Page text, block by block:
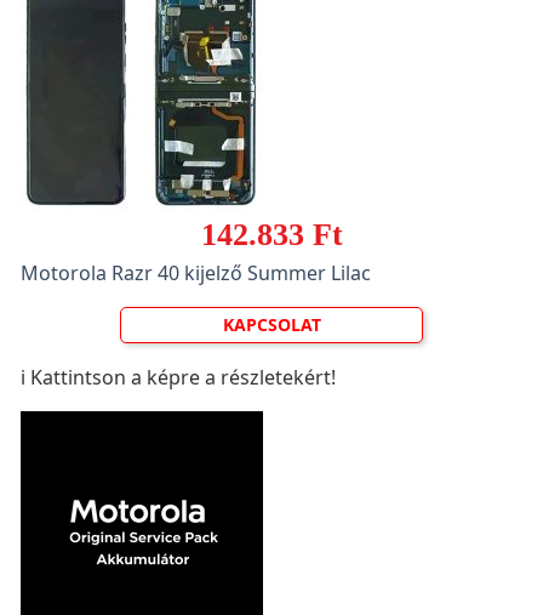
142.833 Ft
Motorola Razr 40 kijelző Summer Lilac
KAPCSOLAT
ℹ️ Kattintson a képre a részletekért!